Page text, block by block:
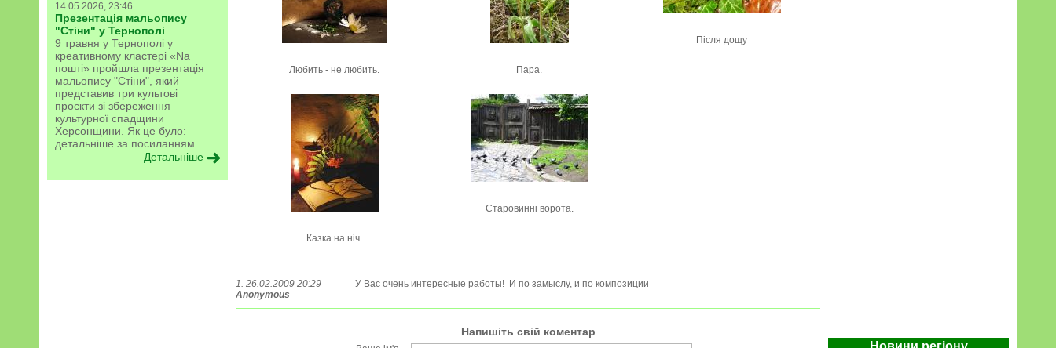
14.05.2026, 23:46
Презентація мальопису
"Стіни" у Тернополі
9 травня у Тернополі у
креативному кластері «Na
пошті» пройшла презентація
мальопису "Стіни", який
представив три культові
проєкти зі збереження
культурної спадщини
Херсонщини. Як це було:
детальніше за посиланням.
Детальніше
Любить - не любить. Пара.
Після дощу
Казка на ніч.
Старовинні ворота.
1. 26.02.2009 20:29
Anonymous
У Вас очень интересные работы! И по замыслу, и по композиции
Напишіть свій коментар